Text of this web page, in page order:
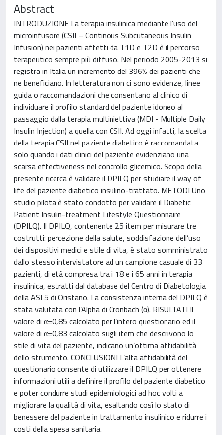
Abstract
INTRODUZIONE La terapia insulinica mediante l’uso del
microinfusore (CSII – Continous Subcutaneous Insulin
Infusion) nei pazienti affetti da T1D e T2D è il percorso
terapeutico sempre più diffuso. Nel periodo 2005-2013 si
registra in Italia un incremento del 396% dei pazienti che
ne beneficiano. In letteratura non ci sono evidenze, linee
guida o raccomandazioni che consentano al clinico di
individuare il profilo standard del paziente idoneo al
passaggio dalla terapia multiniettiva (MDI - Multiple Daily
Insulin Injection) a quella con CSII. Ad oggi infatti, la scelta
della terapia CSII nel paziente diabetico è raccomandata
solo quando i dati clinici del paziente evidenziano una
scarsa effectiveness nel controllo glicemico. Scopo della
presente ricerca è validare il DPILQ per studiare il way of
life del paziente diabetico insulino-trattato. METODI Uno
studio pilota è stato condotto per validare il Diabetic
Patient Insulin-treatment Lifestyle Questionnaire
(DPILQ). Il DPILQ, contenente 25 item per misurare tre
costrutti: percezione della salute, soddisfazione dell’uso
dei dispositivi medici e stile di vita, è stato somministrato
dallo stesso intervistatore ad un campione casuale di 33
pazienti, di età compresa tra i 18 e i 65 anni in terapia
insulinica, estratti dal database del Centro di Diabetologia
della ASL5 di Oristano. La consistenza interna del DPILQ è
stata valutata con l’Alpha di Cronbach (α). RISULTATI Il
valore di α=0,85 calcolato per l’intero questionario ed il
valore di α=0,83 calcolato sugli item che descrivono lo
stile di vita del paziente, indicano un’ottima affidabilità
dello strumento. CONCLUSIONI L’alta affidabilità del
questionario consente di utilizzare il DPILQ per ottenere
informazioni utili a definire il profilo del paziente diabetico
e poter condurre studi epidemiologici ad hoc volti a
migliorare la qualità di vita, esaltando così lo stato di
benessere del paziente in trattamento insulinico e ridurre i
costi della spesa sanitaria.